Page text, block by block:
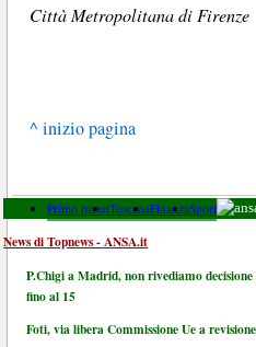
Città Metropolitana di Firenze
^ inizio pagina
Primo pianoToscanaFinanzaSport
News di Topnews - ANSA.it
P.Chigi a Madrid, non rivediamo decisione
fino al 15
Foti, via libera Commissione Ue a